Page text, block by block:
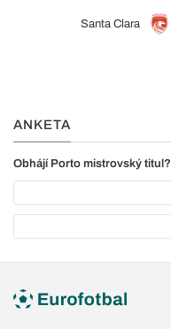
Santa Clara
ANKETA
Obhájí Porto mistrovský titul?